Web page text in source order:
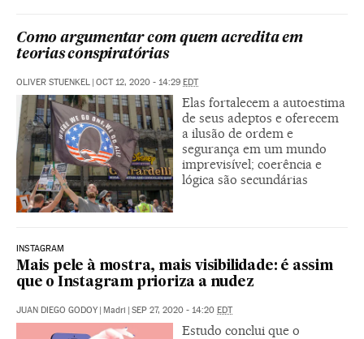
Como argumentar com quem acredita em
teorias conspiratórias
OLIVER STUENKEL | OCT 12, 2020 - 14:29 EDT
Elas fortalecem a autoestima
de seus adeptos e oferecem
a ilusão de ordem e
segurança em um mundo
imprevisível; coerência e
lógica são secundárias
INSTAGRAM
Mais pele à mostra, mais visibilidade: é assim
que o Instagram prioriza a nudez
JUAN DIEGO GODOY | Madri | SEP 27, 2020 - 14:20 EDT
Estudo conclui que o